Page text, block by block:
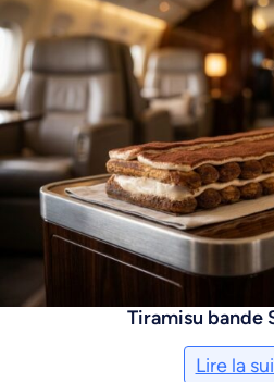
Tiramisu bande
Lire la